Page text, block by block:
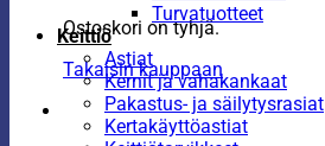
Ostoskori on tyhjä.
Takaisin kauppaan
Turvatuotteet
Keittiö
Astiat
Kernit ja vahakankaat
Pakastus- ja säilytysrasiat
Kertakäyttöastiat